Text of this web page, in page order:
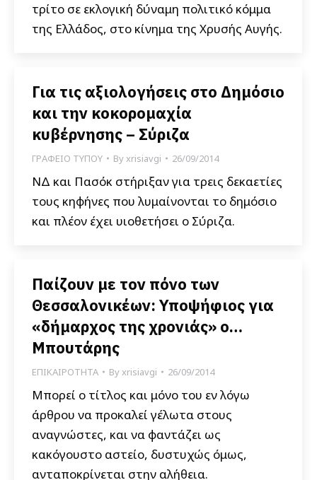
τρίτο σε εκλογική δύναμη πολιτικό κόμμα
της Ελλάδος, στο κίνημα της Χρυσής Αυγής.
Για τις αξιολογήσεις στο Δημόσιο
και την κοκορομαχία
κυβέρνησης – Σύριζα
ΓΡΑΦΕΙΟ ΤΥΠΟΥ Byxrisiavgi 26/09/2014
ΝΔ και Πασόκ στήριξαν για τρεις δεκαετίες
τους κηφήνες που λυμαίνονται το δημόσιο
και πλέον έχει υιοθετήσει ο Σύριζα.
Παίζουν με τον πόνο των
Θεσσαλονικέων: Υποψήφιος για
«δήμαρχος της χρονιάς» ο…
Μπουτάρης
ΕΠΙΚΑΙΡΟΤΗΤΑ Byxrisiavgi 26/09/2014
Μπορεί ο τίτλος και μόνο του εν λόγω
άρθρου να προκαλεί γέλωτα στους
αναγνώστες, και να φαντάζει ως
κακόγουστο αστείο, δυστυχώς όμως,
ανταποκρίνεται στην αλήθεια.